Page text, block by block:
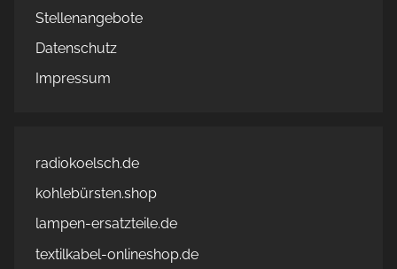
Stellenangebote
Datenschutz
Impressum
radiokoelsch.de
kohlebürsten.shop
lampen-ersatzteile.de
textilkabel-onlineshop.de